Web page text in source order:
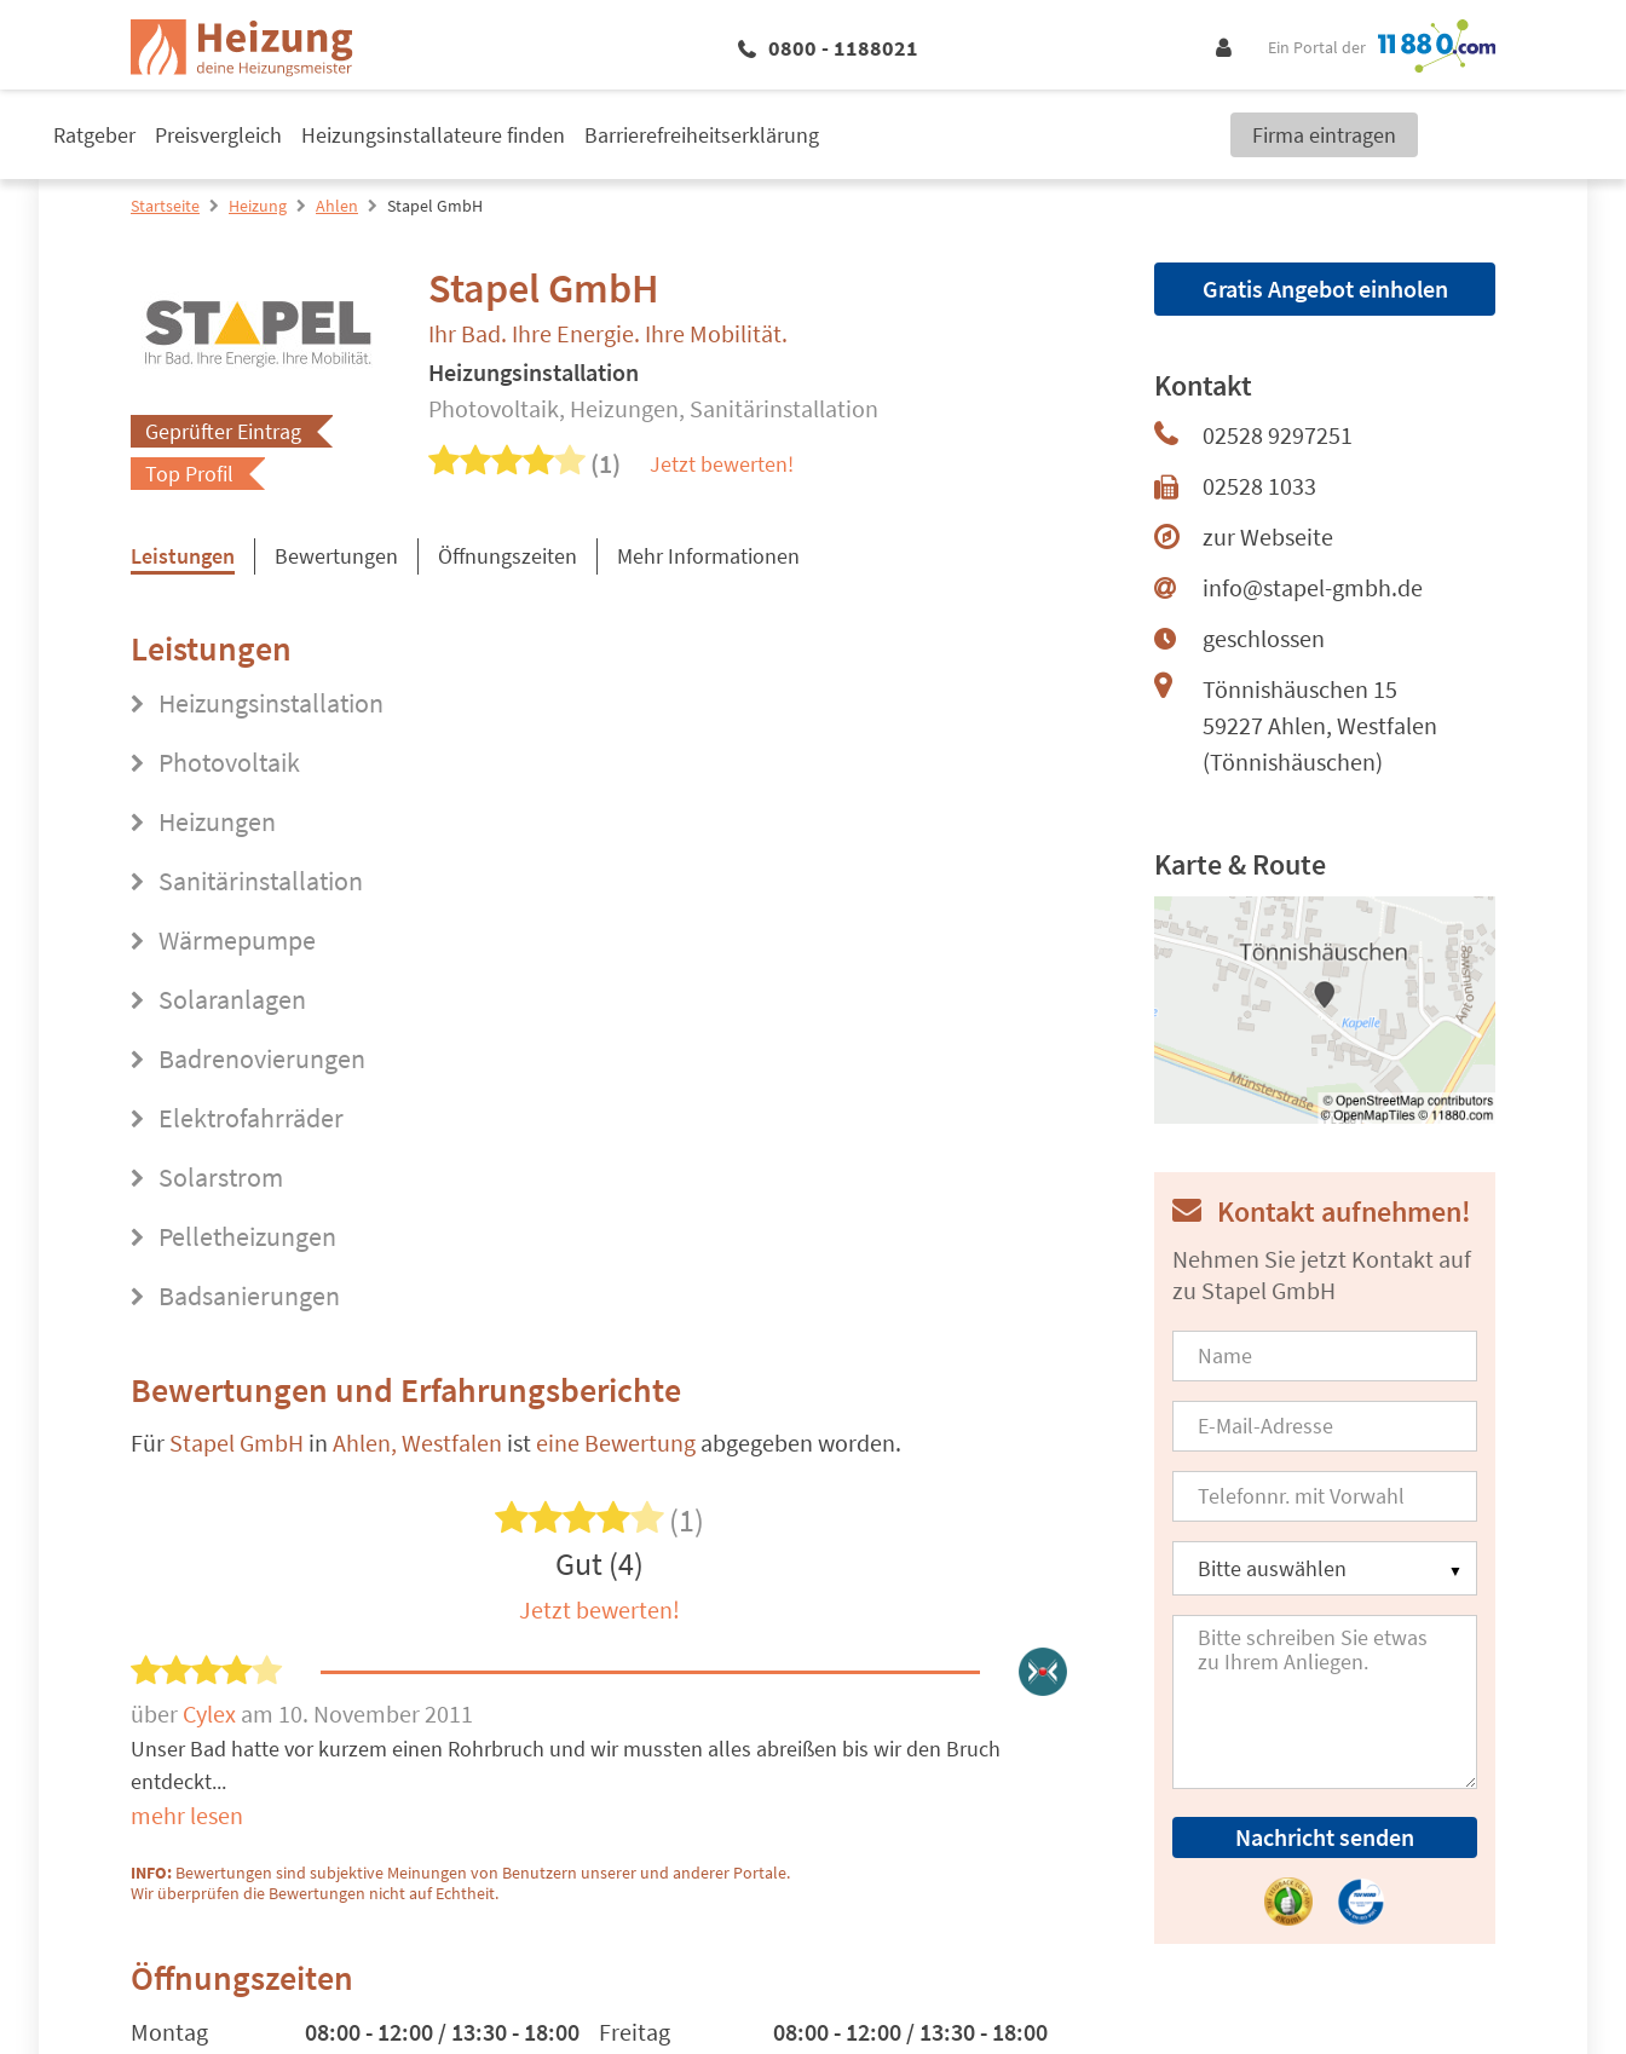
0800 - 1188021 Ein Portal der
Ratgeber Preisvergleich Heizungsinstallateure finden Barrierefreiheitserklärung Firma eintragen
Startseite Heizung Ahlen Stapel GmbH
Stapel GmbH
Ihr Bad. Ihre Energie. Ihre Mobilität.
Heizungsinstallation
Photovoltaik, Heizungen, Sanitärinstallation
(1) Jetzt bewerten!
Geprüfter Eintrag
Top Profil
Leistungen Bewertungen Öffnungszeiten Mehr Informationen
Leistungen
Heizungsinstallation
Photovoltaik
Heizungen
Sanitärinstallation
Wärmepumpe
Solaranlagen
Badrenovierungen
Elektrofahrräder
Solarstrom
Pelletheizungen
Badsanierungen
Bewertungen und Erfahrungsberichte
Für Stapel GmbH in Ahlen, Westfalen ist eine Bewertung abgegeben worden.
(1)
Gut (4)
Jetzt bewerten!
über Cylex am 10. November 2011
Unser Bad hatte vor kurzem einen Rohrbruch und wir mussten alles abreißen bis wir den Bruch
entdeckt...
mehr lesen
INFO: Bewertungen sind subjektive Meinungen von Benutzern unserer und anderer Portale.
Wir überprüfen die Bewertungen nicht auf Echtheit.
Öffnungszeiten
Montag
08:00 - 12:00 / 13:30 - 18:00
Freitag
08:00 - 12:00 / 13:30 - 18:00
Gratis Angebot einholen
Kontakt
02528 9297251
02528 1033
zur Webseite
info@stapel-gmbh.de
geschlossen
Tönnishäuschen 15
59227 Ahlen, Westfalen
(Tönnishäuschen)
Karte & Route
Kontakt aufnehmen!
Nehmen Sie jetzt Kontakt auf
zu Stapel GmbH
Nachricht senden